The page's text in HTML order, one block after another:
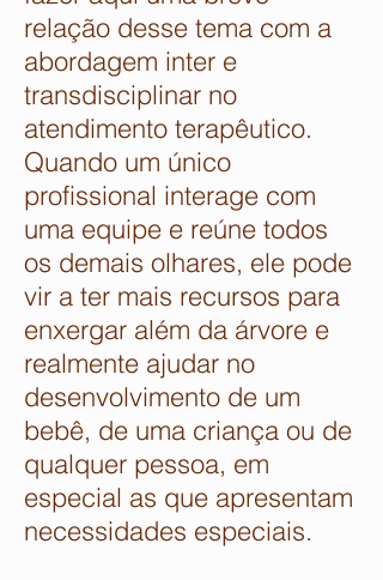
relação desse tema com a
abordagem inter e
transdisciplinar no
atendimento terapêutico.
Quando um único
profissional interage com
uma equipe e reúne todos
os demais olhares, ele pode
vir a ter mais recursos para
enxergar além da árvore e
realmente ajudar no
desenvolvimento de um
bebê, de uma criança ou de
qualquer pessoa, em
especial as que apresentam
necessidades especiais.